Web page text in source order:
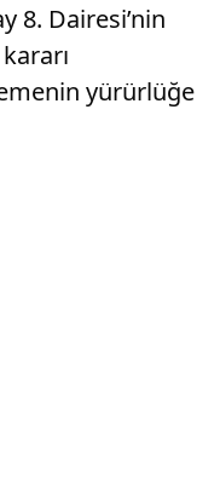
8. Dairesi’nin
yürürlüğe